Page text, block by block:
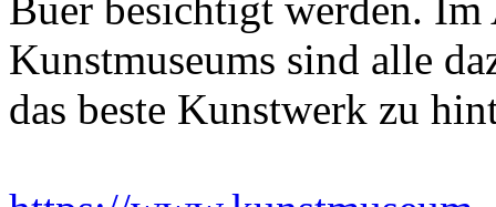
Kunstmuseums sind alle
das beste Kunstwerk zu